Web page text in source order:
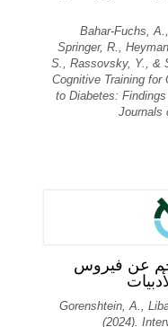
Bahar-Fuchs,
Springer, R.,
S., Rassovsky, Y., &
Cognitive Training for
to Diabetes:
Journals
عن فيروس
Gorenshtein, A.,
(2024).